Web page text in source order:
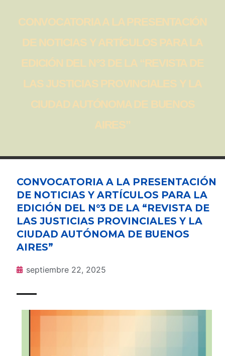
CONVOCATORIA A LA PRESENTACIÓN
DE NOTICIAS Y ARTÍCULOS PARA LA
EDICIÓN DEL N°3 DE LA “REVISTA DE
LAS JUSTICIAS PROVINCIALES Y LA
CIUDAD AUTÓNOMA DE BUENOS
AIRES”
CONVOCATORIA A LA PRESENTACIÓN
DE NOTICIAS Y ARTÍCULOS PARA LA
EDICIÓN DEL N°3 DE LA “REVISTA DE
LAS JUSTICIAS PROVINCIALES Y LA
CIUDAD AUTÓNOMA DE BUENOS
AIRES”
septiembre 22, 2025